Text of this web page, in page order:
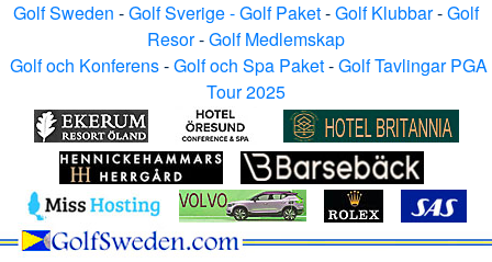
Golf Sweden -Golf Sverige - Golf Paket-Golf Klubbar-Golf
Resor-Golf Medlemskap
Golf och Konferens-Golf och Spa Paket-Golf Tavlingar PGA
Tour 2025